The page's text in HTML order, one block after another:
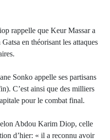
rappelle que Keur Massar a
en théorisant les attaques
Sonko appelle ses partisans
C’est ainsi que des milliers
pour le combat final.
Abdou Karim Diop, celle
d’hier: « il a reconnu avoir